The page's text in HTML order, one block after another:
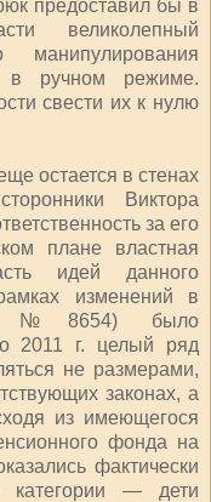
предоставил бы в
великолепный
манипулирования
в ручном режиме.
свести их к нулю
остается в стенах
Виктора
за его
плане властная
идей данного
изменений в
№8654) было
2011 г. целый ряд
не размерами,
законах, а
из имеющегося
фонда на
фактически
категории — дети